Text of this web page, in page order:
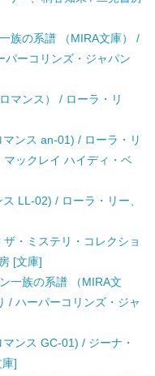
族の系譜 （MIRA文庫） /
パーコリンズ・ジャパン
マンス） / ローラ・リ
ンス an-01) / ローラ・リ
ックレイ ハイディ・ベ
LL-02) / ローラ・リー、
・ミステリ・コレクショ
[文庫]
一族の系譜 （MIRA文
/ ハーパーコリンズ・ジャ
ンス GC-01) / ジーナ・
]